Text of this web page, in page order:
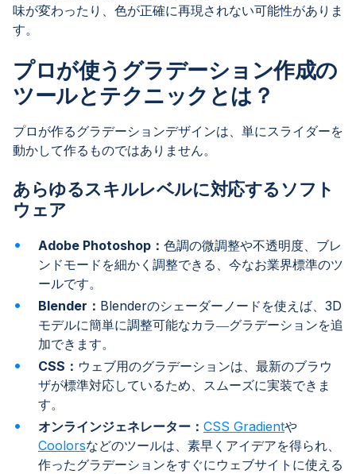
味が変わったり、色が正確に再現されない可能性がありま
す。
プロが使うグラデーション作成の
ツールとテクニックとは？
プロが作るグラデーションデザインは、単にスライダーを
動かして作るものではありません。
あらゆるスキルレベルに対応するソフト
ウェア
Adobe Photoshop： 色調の微調整や不透明度、ブレ
ンドモードを細かく調整できる、今なお業界標準のツ
ールです。
Blender： Blenderのシェーダーノードを使えば、3D
モデルに簡単に調整可能なカラ―グラデーションを追
加できます。
CSS： ウェブ用のグラデーションは、最新のブラウ
ザが標準対応しているため、スムーズに実装できま
す。
オンラインジェネレーター： CSS Gradientや
Coolorsなどのツールは、素早くアイデアを得られ、
作ったグラデーションをすぐにウェブサイトに使える